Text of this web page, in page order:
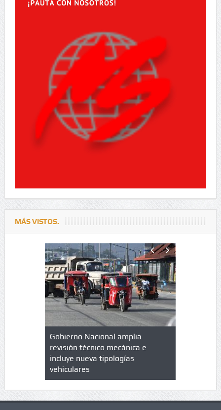
MÁS VISTOS.
de
en
Gobierno Nacional amplia
revisión técnico mecánica e
incluye nueva tipologías
vehiculares